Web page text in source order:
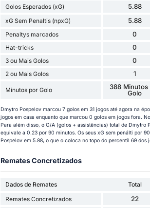
Golos Esperados (xG) 5.88
xG Sem Penaltis (npxG) 5.88
Penaltys marcados 0
Hat-tricks 0
3 ou Mais Golos 0
2 ou Mais Golos 1
Minutos por Golo
388 Minutos
Golo
Dmytro Pospelov marcou 7 golos em 31 jogos até agora na
jogos em casa enquanto que marcou 0 golos em jogos fora.
Para além disso, o G/A (golos + assistências) total de
equivale a 0.23 por 90 minutos. Os seus xG sem penálti por
Pospelov em 5.88, o que o coloca no topo do percentil 69 dos
Remates Concretizados
Dados de Remates Total
Remates Concretizados
22